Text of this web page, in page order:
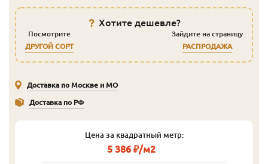
Хотите дешевле?
Посмотрите
ДРУГОЙ СОРТ
Зайдите на страницу
РАСПРОДАЖА
Доставка по Москве и МО
Доставка по РФ
Цена за квадратный метр:
5 386 ₽/м2